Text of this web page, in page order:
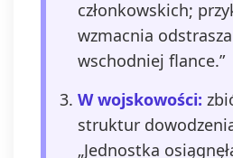
członkowskich;
wzmacnia
wschodniej flance.”
W wojskowości:
struktur
„Jednostka